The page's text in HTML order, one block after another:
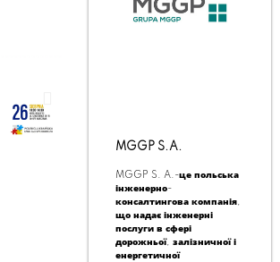
MGGP S.A.
MGGP S. A.-це польська
інженерно-
консалтингова компанія,
що надає інженерні
послуги в сфері
дорожньої, залізничної і
енергетичної